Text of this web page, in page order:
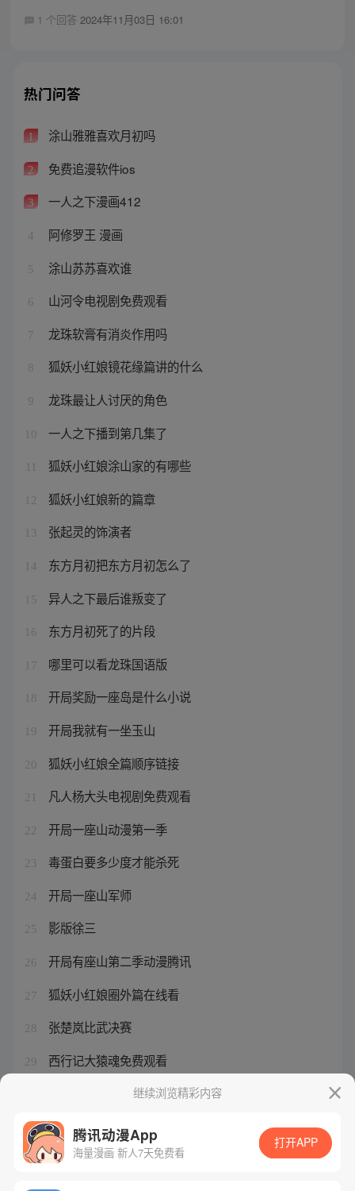
1 个回答 2024年11月03日 16:01
热门问答
1 涂山雅雅喜欢月初吗
2 免费追漫软件ios
3 一人之下漫画412
4 阿修罗王 漫画
5 涂山苏苏喜欢谁
6 山河令电视剧免费观看
7 龙珠软膏有消炎作用吗
8 狐妖小红娘镜花缘篇讲的什么
9 龙珠最让人讨厌的角色
10 一人之下播到第几集了
狐妖小红娘涂山家的有哪些
12 狐妖小红娘新的篇章
13 张起灵的饰演者
14 东方月初把东方月初怎么了
15 异人之下最后谁叛变了
16 东方月初死了的片段
17 哪里可以看龙珠国语版
18 开局奖励一座岛是什么小说
19 开局我就有一坐玉山
20 狐妖小红娘全篇顺序链接
21 凡人杨大头电视剧免费观看
22 开局一座山动漫第一季
23 毒蛋白要多少度才能杀死
24 开局一座山军师
25 影版徐三
26 开局有座山第二季动漫腾讯
27 狐妖小红娘圈外篇在线看
28 张楚岚比武决赛
29 西行记大猿魂免费观看
王权富贵为什么不是盟主继续浏览精彩内容
腾讯动漫App
海量漫画 新人7天免费看
打开APP